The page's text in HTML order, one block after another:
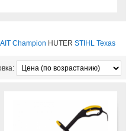
Champion HUTER STIHL Texas